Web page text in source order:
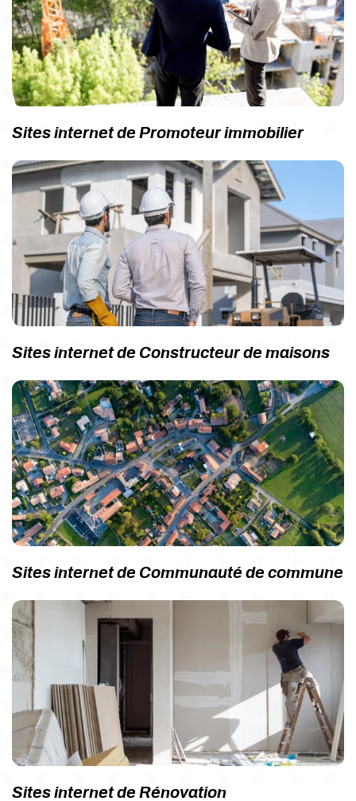
Sites internet de Promoteur immobilier
Sites internet de Constructeur de maisons
Sites internet de Communauté de commune
Sites internet de Rénovation